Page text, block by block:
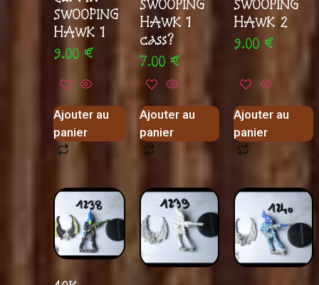
SWOOPING
HAWK 1
9.00 €
Ajouter au
panier
SWOOPING
HAWK 1
cass?
7.00 €
Ajouter au
panier
SWOOPING
HAWK 2
9.00 €
Ajouter au
panier